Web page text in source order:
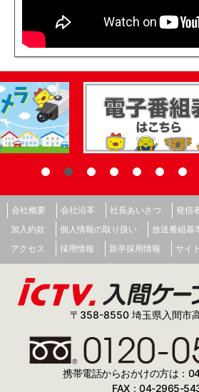
会社概要 会社沿革 社長あいさつ
発信
加入約款
個人情報の取り扱い 放送番組基
アクセス
採用情報 新卒採用情報 サイ
〒358-8550 埼玉県入間市
携帯電話からおかけの方は：
FAX：04-2965-